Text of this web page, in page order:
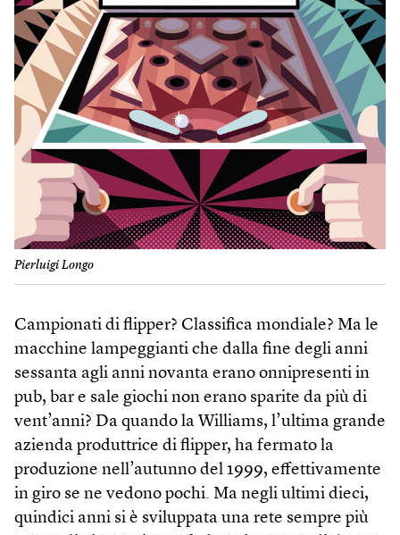
Pierluigi Longo
Campionati di flipper? Classifica mondiale? Ma le
macchine lampeggianti che dalla fine degli anni
sessanta agli anni novanta erano onnipresenti in
pub, bar e sale giochi non erano sparite da più di
vent’anni? Da quando la Williams, l’ultima grande
azienda produttrice di flipper, ha fermato la
produzione nell’autunno del 1999, effettivamente
in giro se ne vedono pochi. Ma negli ultimi dieci,
quindici anni si è sviluppata una rete sempre più